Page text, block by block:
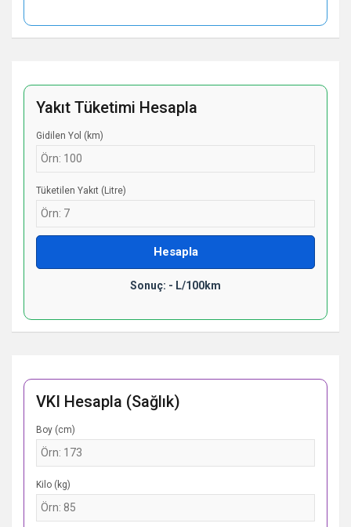
Yakıt Tüketimi Hesapla
Gidilen Yol (km)
Tüketilen Yakıt (Litre)
Hesapla
Sonuç: - L/100km
VKI Hesapla (Sağlık)
Boy (cm)
Kilo (kg)